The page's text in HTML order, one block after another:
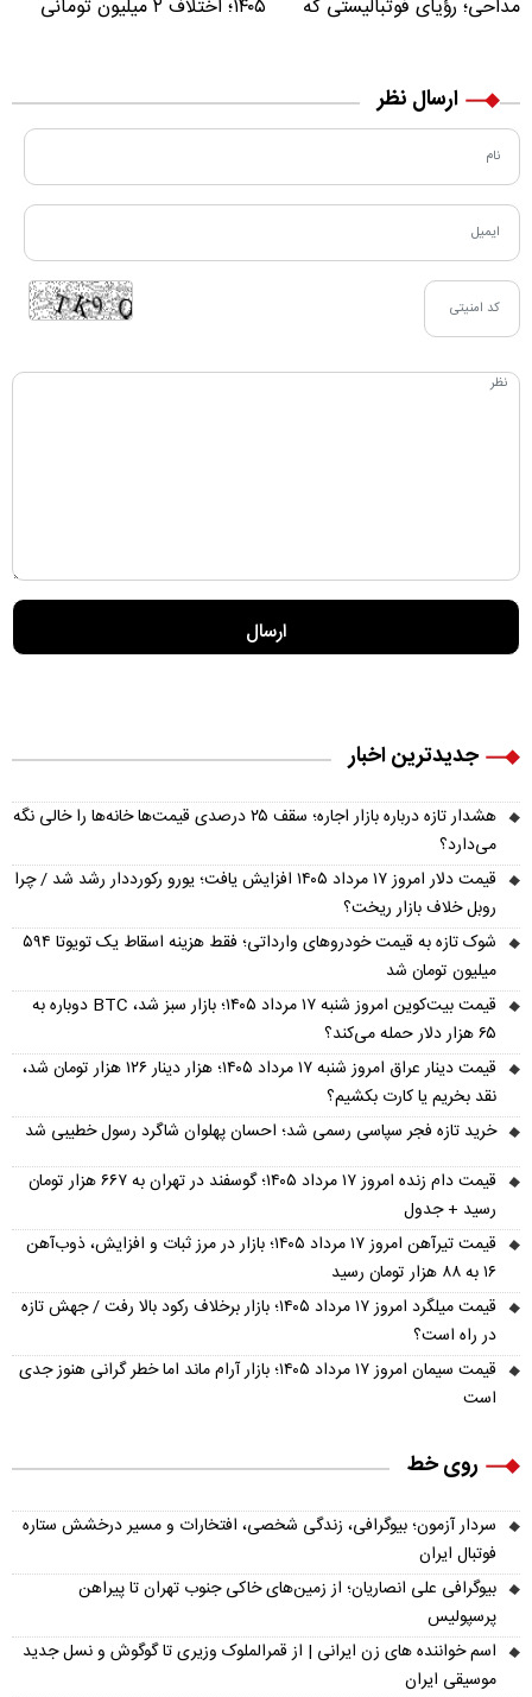
مداحی؛ رؤیای فوتبالیستی که
۱۴۰۵؛ اختلاف ۲ میلیون تومانی
ارسال نظر
جدیدترین اخبار
هشدار تازه درباره بازار اجاره؛ سقف ۲۵ درصدی قیمت‌ها خانه‌ها را خالی نگه
می‌دارد؟
قیمت دلار امروز ۱۷ مرداد ۱۴۰۵ افزایش یافت؛ یورو رکورددار رشد شد / چرا
روبل خلاف بازار ریخت؟
شوک تازه به قیمت خودروهای وارداتی؛ فقط هزینه اسقاط یک تویوتا ۵۹۴
میلیون تومان شد
قیمت بیت‌کوین امروز شنبه ۱۷ مرداد ۱۴۰۵؛ بازار سبز شد، BTC دوباره به
۶۵ هزار دلار حمله می‌کند؟
قیمت دینار عراق امروز شنبه ۱۷ مرداد ۱۴۰۵؛ هزار دینار ۱۲۶ هزار تومان شد،
نقد بخریم یا کارت بکشیم؟
خرید تازه فجر سپاسی رسمی شد؛ احسان پهلوان شاگرد رسول خطیبی شد
قیمت دام زنده امروز ۱۷ مرداد ۱۴۰۵؛ گوسفند در تهران به ۶۶۷ هزار تومان
رسید + جدول
قیمت تیرآهن امروز ۱۷ مرداد ۱۴۰۵؛ بازار در مرز ثبات و افزایش، ذوب‌آهن
۱۶ به ۸۸ هزار تومان رسید
قیمت میلگرد امروز ۱۷ مرداد ۱۴۰۵؛ بازار برخلاف رکود بالا رفت / جهش تازه
در راه است؟
قیمت سیمان امروز ۱۷ مرداد ۱۴۰۵؛ بازار آرام ماند اما خطر گرانی هنوز جدی
است
روی خط
سردار آزمون؛ بیوگرافی، زندگی شخصی، افتخارات و مسیر درخشش ستاره
فوتبال ایران
بیوگرافی علی انصاریان؛ از زمین‌های خاکی جنوب تهران تا پیراهن
پرسپولیس
اسم خواننده های زن ایرانی | از قمرالملوک وزیری تا گوگوش و نسل جدید
موسیقی ایران